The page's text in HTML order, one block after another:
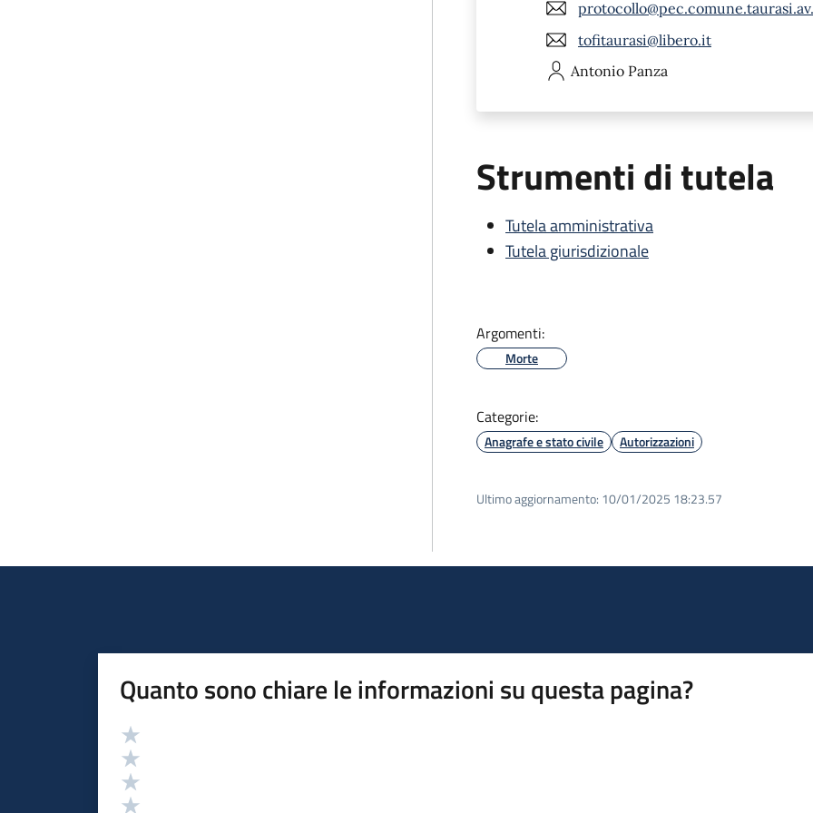
tofitaurasi@libero.it
Antonio Panza
Strumenti di tutela
Tutela amministrativa
Tutela giurisdizionale
Argomenti:
Morte
Categorie:
Anagrafe e stato civile Autorizzazioni
Ultimo aggiornamento: 10/01/2025 18:23.57
Quanto sono chiare le informazioni su questa pagina?
Valutazione